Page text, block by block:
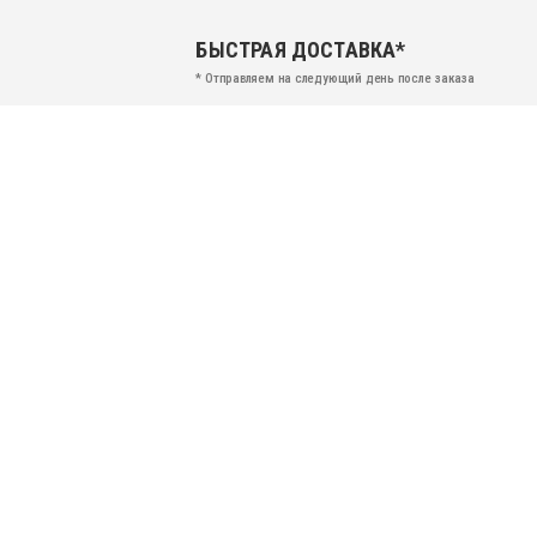
БЫСТРАЯ ДОСТАВКА*
* Отправляем на следующий день после заказа